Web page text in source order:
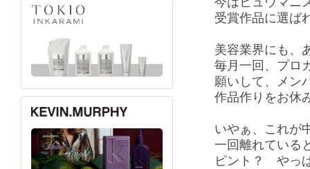
受賞作品に選ば
美容業界にも、
毎月一回、プロ
願いして、メン
作品作りをお休
いやぁ、これが
一回離れている
ピント？ やっ